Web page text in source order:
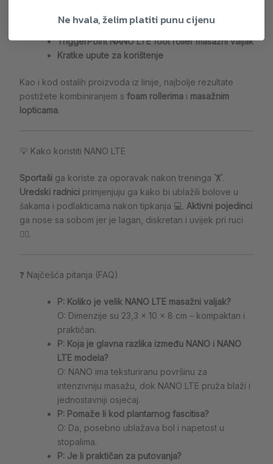
📦 Što je uključeno
TriggerPoint NANO LTE foot roller masažni valjak
Kratke upute za korištenje
Kao i kod ostalih proizvoda iz linije, najbolje rezultate
postižete kombiniranjem s foam rollerima i masažnim
lopticama.
💡 Kako koristiti NANO LTE
Sportaši ga koriste za oporavak nakon treninga 🏋️.
Uredski radnici primjenjuju ga kako bi ublažili bolove u
šakama i podlakticama nakon tipkanja 💻. Aktivni pojedinci
ga nose sa sobom jer je lagan, diskretan i uvijek pri ruci
🚶‍♀️.
❓ Najčešća pitanja (FAQ)
P: Koliko je velik NANO LTE masažni valjak?
O: Dimenzije su 23,3 × 10 × 8 cm – kompaktan i
praktičan.
P: Koja je glavna razlika između NANO i NANO
LTE modela?
O: NANO ima teksturiranu površinu za
intenzivniju masažu, dok NANO LTE pruža blaži i
jednostavniji osjećaj.
P: Pomaže li kod plantarnog fascitisa?
O: Da, posebno ublažava bol i napetost u
stopalima.
P: Je li praktičan za putovanja?
Ne hvala, želim platiti punu cijenu